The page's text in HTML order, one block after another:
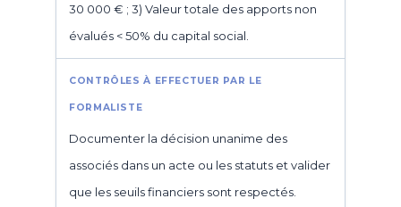
30 000 € ; 3) Valeur totale des apports non
évalués < 50% du capital social.
Documenter la décision unanime des
associés dans un acte ou les statuts et valider
que les seuils financiers sont respectés.